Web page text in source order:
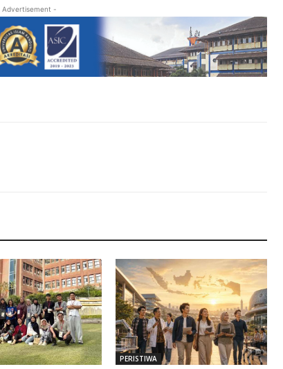
Advertisement -
PERISTIWA